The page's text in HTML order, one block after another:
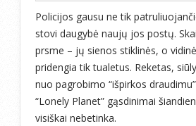
Policijos gausu ne tik
stovi daugybė naujų jos postų.
prsme – jų sienos stiklinės, o
pridengia tik tualetus. Reketas,
nuo pagrobimo “išpirkos
“Lonely Planet” gąsdinimai
visiškai nebetinka.